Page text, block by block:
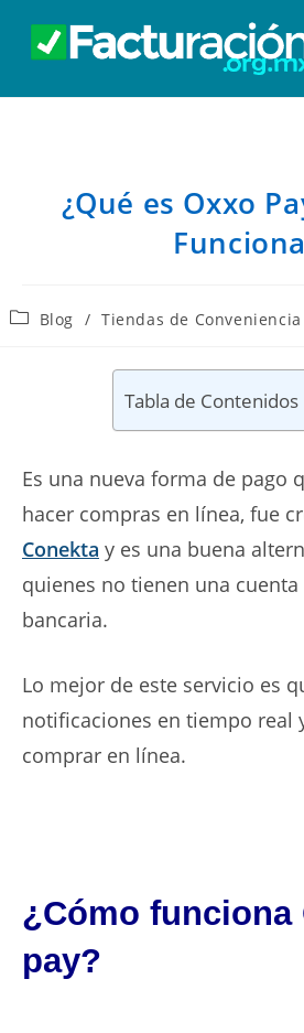
¿Qué es Oxxo
Blog / Tiendas de Conveniencia
Tabla de Contenidos
Es una nueva forma de pago
hacer compras en línea, fue
Conekta y es una buena
quienes no tienen una
bancaria.
Lo mejor de este servicio es
notificaciones en tiempo real
comprar en línea.
¿Cómo funciona
pay?